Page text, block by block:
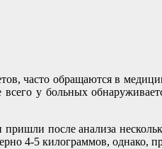
часто обращаются в
у больных
после анализа
4-5 килограммов, однако,